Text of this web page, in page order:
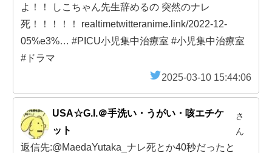
よ！！ しこちゃん先生辞めるの 突然のナレ
死！！！！！ realtimetwitteranime.link/2022-12-
05%e3%… #PICU小児集中治療室 #小児集中治療室
#ドラマ
2025-03-10 15:44:06
USA☆G.I.＠手洗い・うがい・咳エチケ
ット
さ
ん
返信先:@MaedaYutaka_ナレ死とか40秒だったと